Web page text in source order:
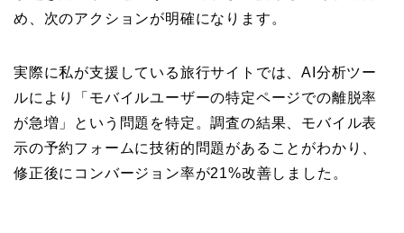
め、次のアクションが明確になります。
実際に私が支援している旅行サイトでは、AI分析ツー
ルにより「モバイルユーザーの特定ページでの離脱率
が急増」という問題を特定。調査の結果、モバイル表
示の予約フォームに技術的問題があることがわかり、
修正後にコンバージョン率が21%改善しました。